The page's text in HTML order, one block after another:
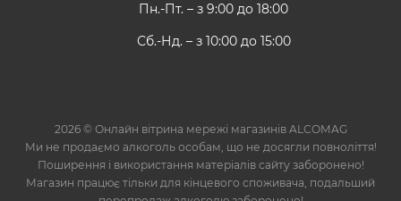
Пн.-Пт. – з 9:00 до 18:00
Сб.-Нд. – з 10:00 до 15:00
2026 © Онлайн вітрина мережі магазинів ALCOMAG
Ми не продаємо алкоголь особам, що не досягли повноліття!
Поширення і використання матеріалів сайту заборонено!
Магазин працює тільки для кінцевого споживача, подальший